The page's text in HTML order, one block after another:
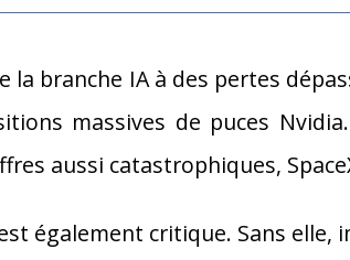
la branche IA à des pertes
massives de puces
aussi catastrophiques,
également critique. Sans elle,